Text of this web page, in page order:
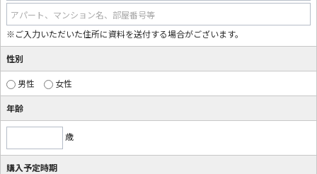
アパート、マンション名、部屋番号等
※ご入力いただいた住所に資料を送付する場合がございます。
性別
男性 女性
年齢
歳
購入予定時期